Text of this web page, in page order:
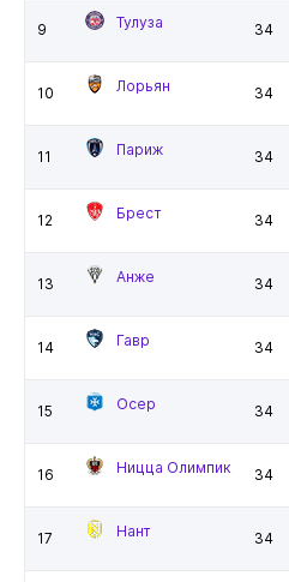
9 Тулуза 34
10 Лорьян 34
11 Париж 34
12 Брест 34
13 Анже 34
14 Гавр 34
15 Осер 34
16 Ницца Олимпик 34
17 Нант 34